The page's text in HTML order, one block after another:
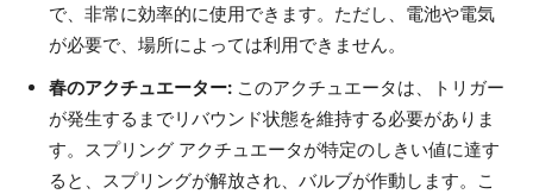
で、非常に効率的に使用できます。ただし、電池や電気
が必要で、場所によっては利用できません。
春のアクチュエーター: このアクチュエータは、トリガー
が発生するまでリバウンド状態を維持する必要がありま
す。スプリング アクチュエータが特定のしきい値に達す
ると、スプリングが解放され、バルブが作動します。こ